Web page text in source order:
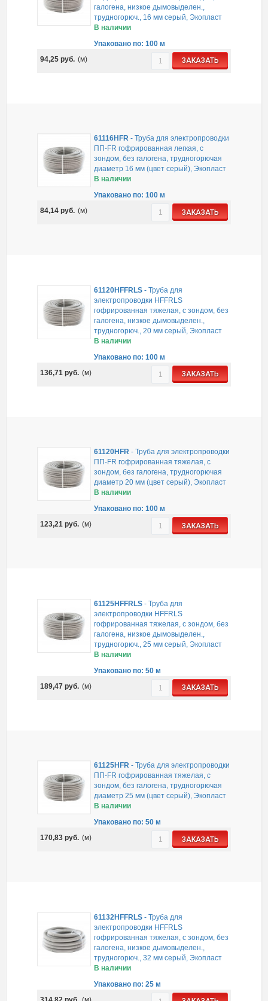
галогена, низкое дымовыделен.,
трудногорюч., 16 мм серый, Экопласт
В наличии
Упаковано по: 100 м
94,25 руб. (м) ЗАКАЗАТЬ
61116HFR- Труба для электропроводки
ПП-FR гофрированная легкая, с
зондом, без галогена, трудногорючая
диаметр 16 мм (цвет серый), Экопласт
В наличии
Упаковано по: 100 м
84,14 руб. (м) ЗАКАЗАТЬ
61120HFFRLS- Труба для
электропроводки HFFRLS
гофрированная тяжелая, с зондом, без
галогена, низкое дымовыделен.,
трудногорюч., 20 мм серый, Экопласт
В наличии
Упаковано по: 100 м
136,71 руб. (м) ЗАКАЗАТЬ
61120HFR- Труба для электропроводки
ПП-FR гофрированная тяжелая, с
зондом, без галогена, трудногорючая
диаметр 20 мм (цвет серый), Экопласт
В наличии
Упаковано по: 100 м
123,21 руб. (м) ЗАКАЗАТЬ
61125HFFRLS- Труба для
электропроводки HFFRLS
гофрированная тяжелая, с зондом, без
галогена, низкое дымовыделен.,
трудногорюч., 25 мм серый, Экопласт
В наличии
Упаковано по: 50 м
189,47 руб. (м) ЗАКАЗАТЬ
61125HFR- Труба для электропроводки
ПП-FR гофрированная тяжелая, с
зондом, без галогена, трудногорючая
диаметр 25 мм (цвет серый), Экопласт
В наличии
Упаковано по: 50 м
170,83 руб. (м) ЗАКАЗАТЬ
61132HFFRLS- Труба для
электропроводки HFFRLS
гофрированная тяжелая, с зондом, без
галогена, низкое дымовыделен.,
трудногорюч., 32 мм серый, Экопласт
В наличии
Упаковано по: 25 м